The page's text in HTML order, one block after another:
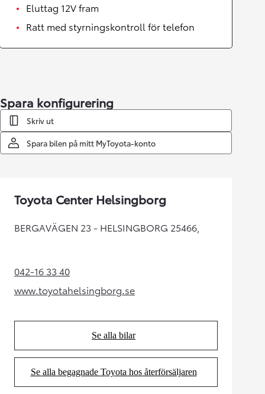
Eluttag 12V fram
Ratt med styrningskontroll för telefon
Spara konfigurering
Skriv ut
Spara bilen på mitt MyToyota-konto
Toyota Center Helsingborg
BERGAVÄGEN 23 - HELSINGBORG 25466,
042-16 33 40(Opens in new tab)
www.toyotahelsingborg.se
(Opens in new tab)
Se alla bilar
(Opens in new tab)
Se alla begagnade Toyota hos återförsäljaren
(Opens in new tab)